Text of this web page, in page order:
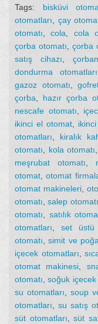
Tags: bisküvi
otomatları
çay
otomatı ,cola cola
çorba otomatı
çorba
satış cihazı
dondurma otomatları
gazoz otomatı ,
çorba
hazır çorba
nescafe otomatı
ikinci el otomat,
otomatları
kiralık
otomatı
kola otomatı
meşrubat otomatı
otomat ,otomat
otomat makineleri ,
otomatı ,salep otomatı
otomatı
satılık
otomatları
set üstü
otomatı ,simit ve
içecek otomatları ,
otomat makinesi
otomatı ,soğuk içecek
su otomatları
soup
otomatları
su satış
süt otomatları ,süt